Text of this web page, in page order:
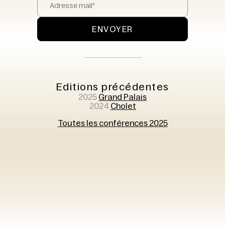
ENVOYER
Editions précédentes
2025 Grand Palais
2024 Cholet
Toutes les conférences 2025